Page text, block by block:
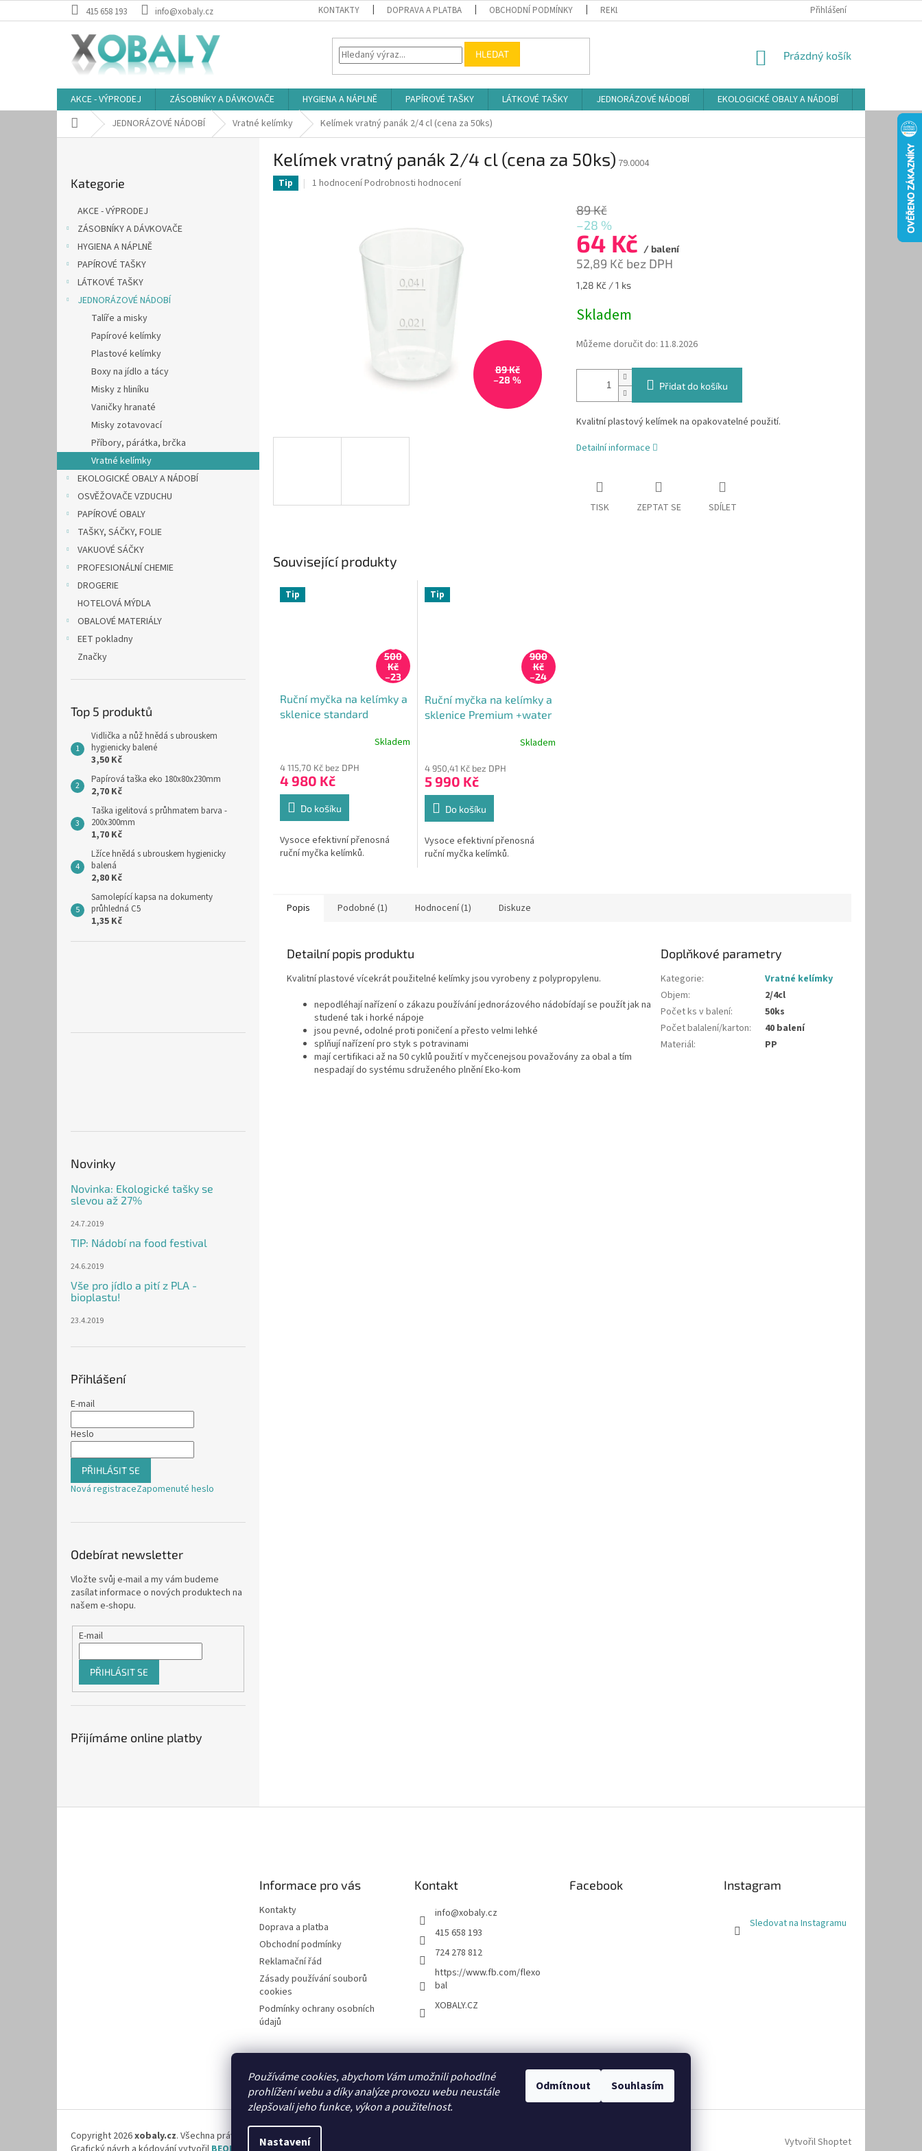
Používáme cookies, abychom Vám umožnili pohodlné
prohlížení webu a díky analýze provozu webu neustále
zlepšovali jeho funkce, výkon a použitelnost.
Nastavení
Odmítnout Souhlasím
na
415 658 193 info@xobaly.cz KONTAKTY DOPRAVA A PLATBA OBCHODNÍ PODMÍNKY REKLAMAČNÍ ŘÁD ZÁSADY POUŽÍVÁNÍ SOUBORŮ COOKIES
Přihlášení
HLEDAT
NÁKUPNÍ
Prázdný košík
AKCE - VÝPRODEJ ZÁSOBNÍKY A DÁVKOVAČE HYGIENA A NÁPLNĚ PAPÍROVÉ TAŠKY LÁTKOVÉ TAŠKY JEDNORÁZOVÉ NÁDOBÍ EKOLOGICKÉ OBALY A NÁDOBÍ
Domů JEDNORÁZOVÉ NÁDOBÍ Vratné kelímky Kelímek vratný panák 2/4 cl (cena za 50ks)
kategorie
Kategorie
AKCE - VÝPRODEJ
ZÁSOBNÍKY A DÁVKOVAČE
HYGIENA A NÁPLNĚ
PAPÍROVÉ TAŠKY
LÁTKOVÉ TAŠKY
JEDNORÁZOVÉ NÁDOBÍ
Talíře a misky
Papírové kelímky
Plastové kelímky
Boxy na jídlo a tácy
Misky z hliníku
Vaničky hranaté
Misky zotavovací
Příbory, párátka, brčka
Vratné kelímky
EKOLOGICKÉ OBALY A NÁDOBÍ
OSVĚŽOVAČE VZDUCHU
PAPÍROVÉ OBALY
TAŠKY, SÁČKY, FOLIE
VAKUOVÉ SÁČKY
PROFESIONÁLNÍ CHEMIE
DROGERIE
HOTELOVÁ MÝDLA
OBALOVÉ MATERIÁLY
EET pokladny
Značky
Top 5 produktů
Vidlička a nůž hnědá s ubrouskem
hygienicky balené
3,50 Kč
Papírová taška eko 180x80x230mm
2,70 Kč
Taška igelitová s průhmatem barva -
200x300mm
1,70 Kč
Lžíce hnědá s ubrouskem hygienicky
balená
2,80 Kč
Samolepící kapsa na dokumenty
průhledná C5
1,35 Kč
Novinky
Novinka: Ekologické tašky se
slevou až 27%
24.7.2019
TIP: Nádobí na food festival
24.6.2019
Vše pro jídlo a pití z PLA -
bioplastu!
23.4.2019
Přihlášení
E-mail
Heslo
PŘIHLÁSIT SE
Nová registraceZapomenuté heslo
Odebírat newsletter
Vložte svůj e-mail a my vám budeme
zasílat informace o nových produktech na
našem e-shopu.
E-mail
PŘIHLÁSIT SE
Přijímáme online platby
Kelímek vratný panák 2/4 cl (cena za 50ks) 79.0004
Tip
Průměrné
1 hodnoceníPodrobnosti hodnocení
89 Kč
–28 %
89 Kč
–28 %
64 Kč / balení
52,89 Kč bez DPH
Měrná
1,28 Kč / 1 ks
Skladem
Můžeme doručit do: 11.8.2026
Přidat do košíku
Kvalitní plastový kelímek na opakovatelné použití.
Detailní informace
TISK ZEPTAT SE SDÍLET
Související produkty
Tip
500
Kč
–23
%
Ruční myčka na kelímky a
sklenice standard
Skladem
4 115,70 Kč bez DPH
4 980 Kč
Do košíku
Vysoce efektivní přenosná
ruční myčka kelímků.
Tip
900
Kč
–24
%
Ruční myčka na kelímky a
sklenice Premium +water
Skladem
4 950,41 Kč bez DPH
5 990 Kč
Do košíku
Vysoce efektivní přenosná
ruční myčka kelímků.
Popis Podobné (1) Hodnocení (1) Diskuze
Detailní popis produktu
Kvalitní plastové vícekrát použitelné kelímky jsou vyrobeny z polypropylenu.
nepodléhají nařízení o zákazu používání jednorázového nádobídají se použít jak na
studené tak i horké nápoje
jsou pevné, odolné proti poničení a přesto velmi lehké
splňují nařízení pro styk s potravinami
mají certifikaci až na 50 cyklů použití v myčcenejsou považovány za obal a tím
nespadají do systému sdruženého plnění Eko-kom
Doplňkové parametry
Kategorie:
Vratné kelímky
Objem:
2/4cl
Počet ks v balení:
50ks
Počet balalení/karton:
40 balení
Materiál: PP
Informace pro vás
Kontakty
Doprava a platba
Obchodní podmínky
Reklamační řád
Zásady používání souborů
cookies
Podmínky ochrany osobních
údajů
Kontakt
info@xobaly.cz
415 658 193
724 278 812
https://www.fb.com/flexo
bal
XOBALY.CZ
Facebook Instagram
Sledovat na Instagramu
FLEXOBAL KATRIN
Vytvořil Shoptet
Copyright 2026xobaly.cz. Všechna práva vyhrazena.